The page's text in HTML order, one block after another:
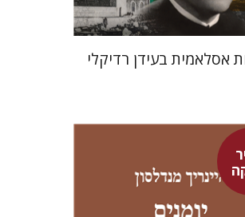
אסלאמית בעידן רדיקלי
מנדלסון
יוסי הלר
מישלין ביבי